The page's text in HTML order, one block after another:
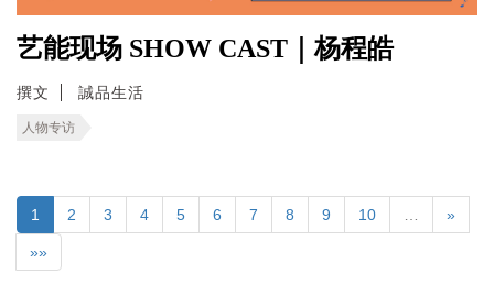
艺能现场 SHOW CAST｜杨程皓
撰文 誠品生活
人物专访
1 2 3 4 5 6 7 8 9 10 »
»»